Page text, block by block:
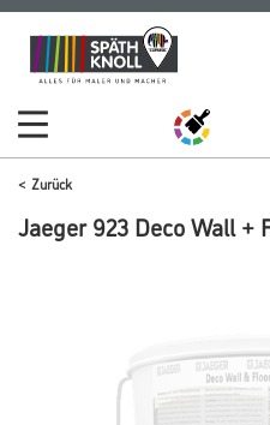
Zum
Inhalt
Zum
Navigationsmenü
Zurück
Jaeger 923 Deco Wall +